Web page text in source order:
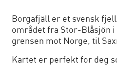
Borgafjäll er et svensk
området fra Stor-Blåsjön i
grensen mot Norge, til
Kartet er perfekt for deg